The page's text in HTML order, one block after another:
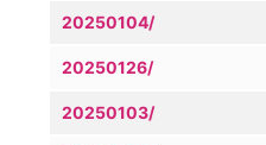
20250104/
20250126/
20250103/